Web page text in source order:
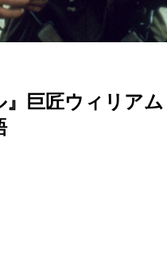
』巨匠ウィリア